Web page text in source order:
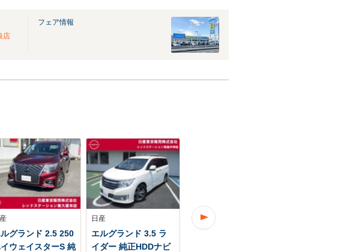
店
フェア情報
グランド 2.5 250
ウェイスターS 純
日産
エルグランド 3.5 ラ
イダー 純正HDDナビ
日産